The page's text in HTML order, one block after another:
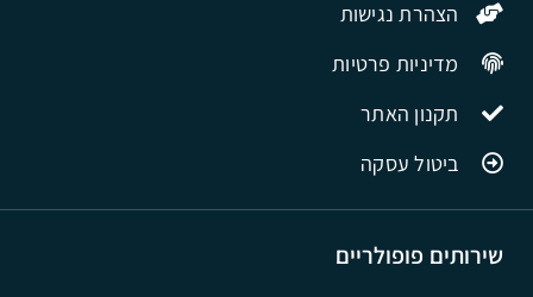
שירותים פופולריים
הצהרת נגישות
מדיניות פרטיות
תקנון האתר
ביטול עסקה